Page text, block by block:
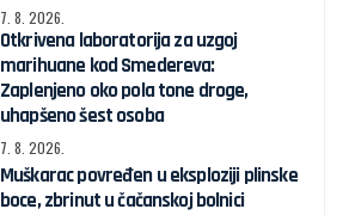
7. 8. 2026.
Otkrivena laboratorija za uzgoj
marihuane kod Smedereva:
Zaplenjeno oko pola tone droge,
uhapšeno šest osoba
7. 8. 2026.
Muškarac povređen u eksploziji plinske
boce, zbrinut u čačanskoj bolnici